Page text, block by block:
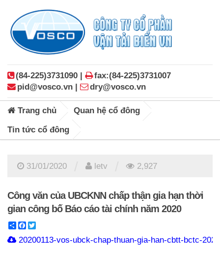
(84-225)3731090 |
fax:(84-225)3731007
pid@vosco.vn |
dry@vosco.vn
Trang chủ Quan hệ cổ đông
Tin tức cổ đông
31/01/2020 letv 2,927
Công văn của UBCKNN chấp thận gia hạn thời
gian công bố Báo cáo tài chính năm 2020
ShareFacebook
20200113-vos-ubck-chap-thuan-gia-han-cbtt-bctc-